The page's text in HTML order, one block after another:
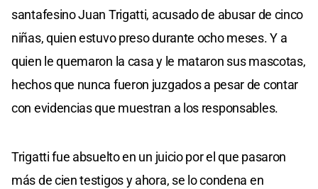
santafesino Juan Trigatti, acusado de abusar de cinco
niñas, quien estuvo preso durante ocho meses. Y a
quien le quemaron la casa y le mataron sus mascotas,
hechos que nunca fueron juzgados a pesar de contar
con evidencias que muestran a los responsables.
Trigatti fue absuelto en un juicio por el que pasaron
más de cien testigos y ahora, se lo condena en